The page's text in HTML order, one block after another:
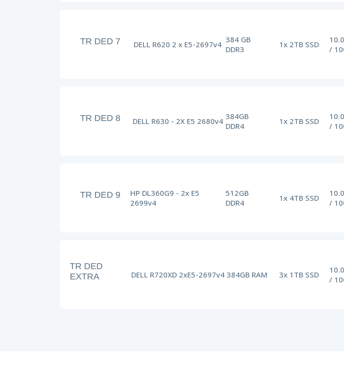
TR DED 7 DELL R620 2 x E5-2697v4 384 GB
DDR3
1x 2TB SSD
/
TR DED 8 DELL R630 - 2X E5 2680v4 384GB
DDR4
1x 2TB SSD
/
TR DED 9
HP DL360G9 - 2x E5
2699v4
512GB
DDR4
1x 4TB SSD
/
TR DED
EXTRA
DELL R720XD 2xE5-2697v4 384GB RAM 3x 1TB SSD
/